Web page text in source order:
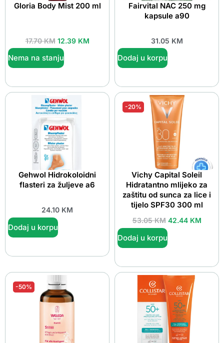
Gloria Body Mist 200 ml
17.70KM 12.39 KM
Nema na stanju
Fairvital NAC 250 mg
kapsule a90
31.05 KM
Dodaj u korpu
Gehwol Hidrokoloidni
flasteri za žuljeve a6
24.10 KM
Dodaj u korpu
-20%
Vichy Capital Soleil
Hidratantno mlijeko za
zaštitu od sunca za lice i
tijelo SPF30 300 ml
53.05KM 42.44 KM
Dodaj u korpu
-50%